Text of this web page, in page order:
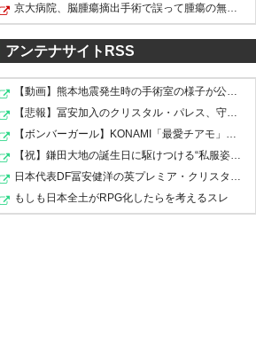
５，０００名様に、「なりきり
浩司」（お面）をプレゼントい
たします ！？！？！？
— ちょっつ.bot☆☆☆
(chottu_LB)2016, 10月 20
いいのそれｗ
— おのぢ (EinGrossesHerz)
2016, 10月 20
お面貰えるのね〜😁
すごいことになりそう笑
京大病院、脳腫瘍摘出手術で誤って腫瘍の無い部位を摘出…
アンテナサイトRSS
【動画】熊本地震発生時の手術室の様子が公開される
【悲報】冨安加入のクリスタル・パレス、守備陣崩壊して…
【ボンバーガール】KONAMI「最愛チアモ」プライズフィギ…
【祝】鎌田大地の誕生日に駆けつける“私服姿の日本代表ト…
日本代表DF冨安健洋の英プレミア・クリスタルパレス加入…
もしも日本全土がRPG化したらを考えるスレ